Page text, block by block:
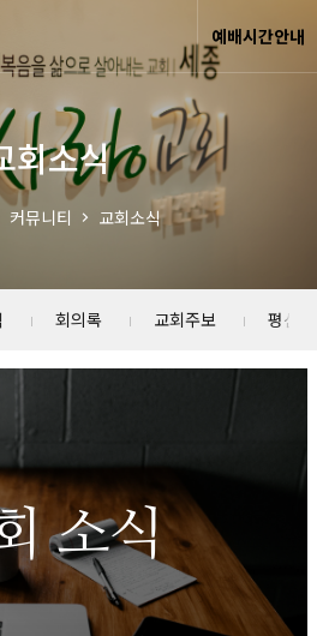
예배시간안내
회소식
커뮤니티 교회소식
회의록 교회주보 평신
소식